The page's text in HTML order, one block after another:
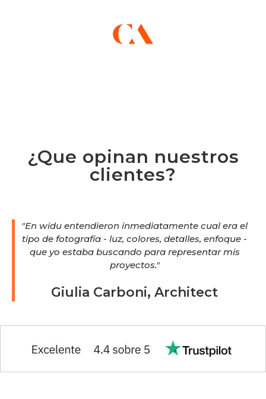
¿Que opinan nuestros
clientes?
"En widu entendieron inmediatamente cual era el
tipo de fotografía - luz, colores, detalles, enfoque -
que yo estaba buscando para representar mis
proyectos."
Giulia Carboni, Architect